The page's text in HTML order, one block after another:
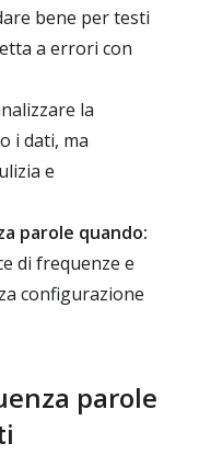
bene per testi
a errori con
la
i dati, ma
e
parole quando:
di frequenze e
configurazione
parole